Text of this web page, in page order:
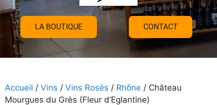
LA BOUTIQUE CONTACT
Accueil / Vins / Vins Rosés / Rhône / Château
Mourgues du Grès (Fleur d’Eglantine)